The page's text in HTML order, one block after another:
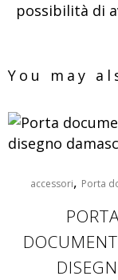
possibilità di
You may
accessori, Porta